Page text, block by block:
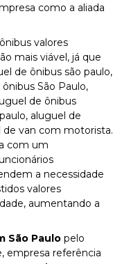
como a aliada
valores
mais viável, já que
de ônibus são paulo,
São Paulo,
de ônibus
aluguel de
van com motorista.
com um
a necessidade
valores
aumentando a
São Paulo pelo
empresa referência